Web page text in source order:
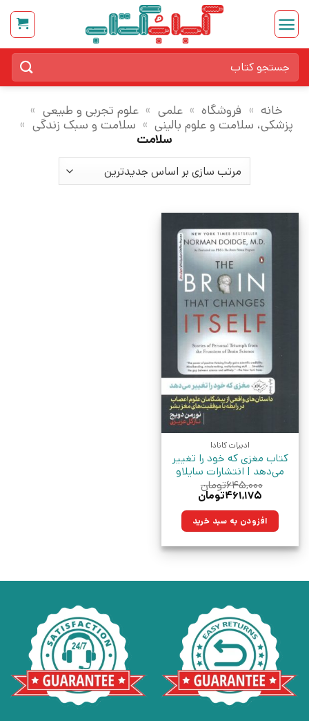
Skip
content
برای:
خانه » فروشگاه » علمی » علوم تجربی و طبیعی »
پزشکی، سلامت و علوم بالینی » سلامت و سبک زندگی »
سلامت
ادبیات کانادا
کتاب مغزی که خود را تغییر
می‌دهد | انتشارات سایلاو
۶۴۵,۰۰۰تومان
قیمت
۶۴۵,۰۰۰تومان
بود.
۴۶۱,۱۷۵تومان
۴۶۱,۱۷۵تومان.افزودن به سبد خرید